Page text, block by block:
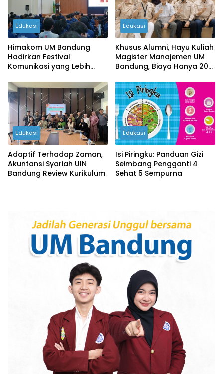
Edukasi
Himakom UM Bandung
Hadirkan Festival
Komunikasi yang Lebih
Edukasi
Khusus Alumni, Hayu Kuliah
Magister Manajemen UM
Bandung, Biaya Hanya 20
Edukasi
Adaptif Terhadap Zaman,
Akuntansi Syariah UIN
Bandung Review Kurikulum
Edukasi
Isi Piringku: Panduan Gizi
Seimbang Pengganti 4
Sehat 5 Sempurna